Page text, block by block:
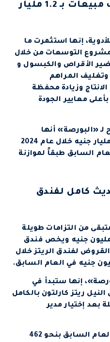
أكتوبر فارما تستهدف مبيعات بـ 1.2 مليار
إنها استثمرت ما
في مشروع التوسعات من خلال
الأقراص والكبسول و
وتغليف المراهم
وزيادة محفظة
معايير الجودة
«البورصة» أنها
تستهدف مبيعات تبلغ 1.2 مليار جنيه خلال عام 2024
20% عن العام السابق طبقاً لموازنة
كامل لفندق
من التزامات طويلة
عن القروض يبلغ 83 مليون جنيه ويخص فندق
لفندق الريتز خلال
إنها ستبدأ في
ريتز كارلتون بالكامل
بعد إختيار مدير
وزادت ایرادات النشاط عن العام السابق بنحو 462